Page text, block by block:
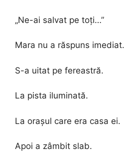
„Ne-ai salvat pe toți…”
Mara nu a răspuns imediat.
S-a uitat pe fereastră.
La pista iluminată.
La orașul care era casa ei.
Apoi a zâmbit slab.